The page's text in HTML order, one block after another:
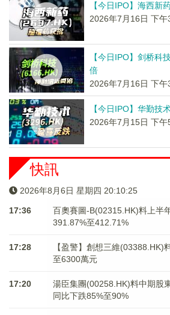
【今日IPO】海西新
2026年7月16日 下午
【今日IPO】剑桥科
倍
2026年7月16日 下午
【今日IPO】华勤技
2026年7月15日 下午
快訊
2026年8月6日 星期四 20:10:25
17:36
百奧賽圖-B(02315.HK)料上半
391.87%至412.71%
17:28
【盈警】創想三維(03388.HK)
至6300萬元
17:20
湯臣集團(00258.HK)料中期股
同比下跌85%至90%